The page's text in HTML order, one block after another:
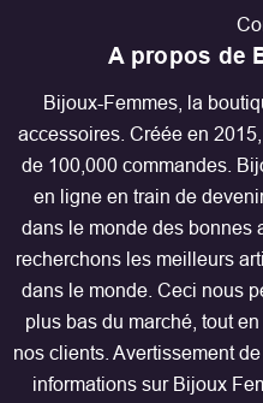
A propos de
Bijoux-Femmes, la
accessoires. Créée en
de 100,000 commandes.
en ligne en train de
dans le monde des bonnes
recherchons les meilleurs
dans le monde. Ceci nous
plus bas du marché, tout
nos clients. Avertissement
informations sur Bijoux